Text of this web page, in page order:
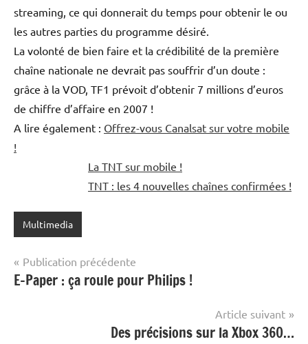
streaming, ce qui donnerait du temps pour obtenir le ou
les autres parties du programme désiré.
La volonté de bien faire et la crédibilité de la première
chaîne nationale ne devrait pas souffrir d’un doute :
grâce à la VOD, TF1 prévoit d’obtenir 7 millions d’euros
de chiffre d’affaire en 2007 !
A lire également : Offrez-vous Canalsat sur votre mobile
!
La TNT sur mobile !
TNT : les 4 nouvelles chaînes confirmées !
Multimedia
Navigation
de
Publication précédente
E-Paper : ça roule pour Philips !
Article suivant
Des précisions sur la Xbox 360…